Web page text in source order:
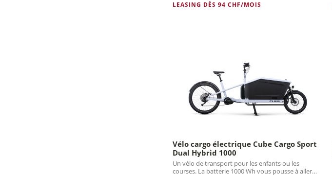
LEASING DÈS 94 CHF/MOIS
Vélo cargo électrique Cube Cargo Sport
Dual Hybrid 1000
Un vélo de transport pour les enfants ou les
courses. La batterie 1000 Wh vous pousse à aller